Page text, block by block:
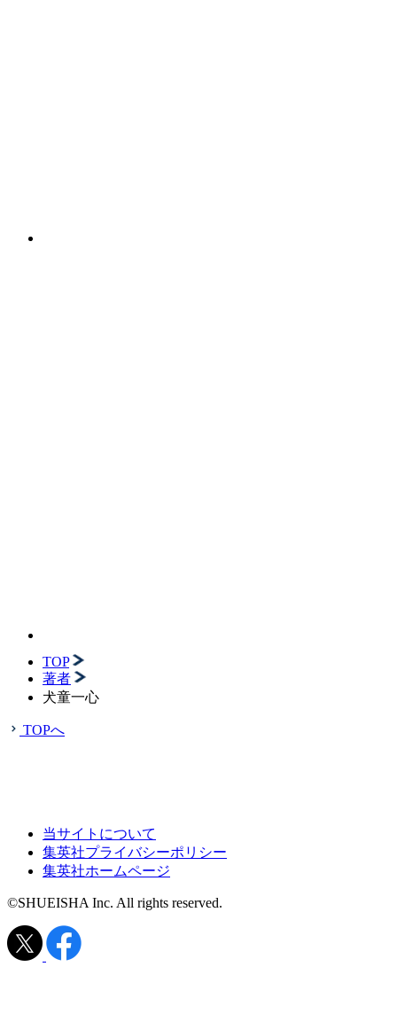
TOP
著者
犬童一心
TOPへ
当サイトについて
集英社プライバシーポリシー
集英社ホームページ
©SHUEISHA Inc. All rights reserved.